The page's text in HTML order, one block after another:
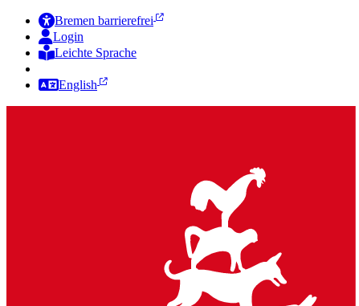
Bremen barrierefrei
Login
Leichte Sprache
English